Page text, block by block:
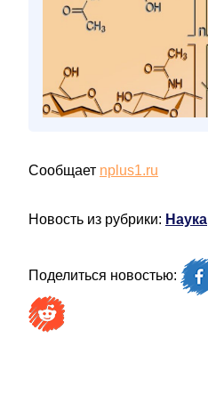
Сообщает nplus1.ru
Новость из рубрики: Наука
Поделиться новостью: